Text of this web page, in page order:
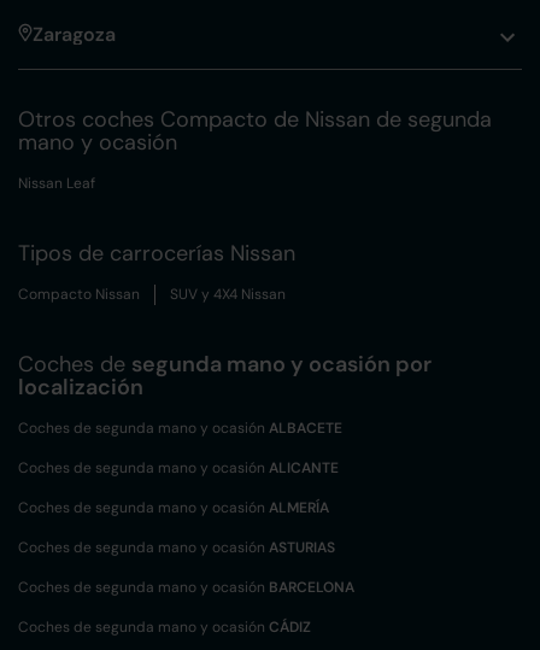
Zaragoza
Otros coches Compacto de Nissan de segunda
mano y ocasión
Nissan Leaf
Tipos de carrocerías Nissan
Compacto Nissan SUV y 4X4 Nissan
Coches de segunda mano y ocasión por
localización
Coches de segunda mano y ocasión ALBACETE
Coches de segunda mano y ocasión ALICANTE
Coches de segunda mano y ocasión ALMERÍA
Coches de segunda mano y ocasión ASTURIAS
Coches de segunda mano y ocasión BARCELONA
Coches de segunda mano y ocasión CÁDIZ